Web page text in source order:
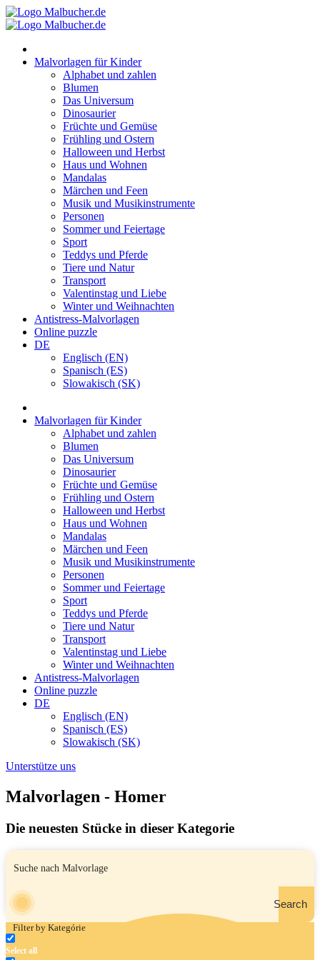
Zum
Inhalt
Malvorlagen für Kinder
Alphabet und zahlen
Blumen
Das Universum
Dinosaurier
Früchte und Gemüse
Frühling und Ostern
Halloween und Herbst
Haus und Wohnen
Mandalas
Märchen und Feen
Musik und Musikinstrumente
Personen
Sommer und Feiertage
Sport
Teddys und Pferde
Tiere und Natur
Transport
Valentinstag und Liebe
Winter und Weihnachten
Antistress-Malvorlagen
Online puzzle
DE
Englisch (EN)
Spanisch (ES)
Slowakisch (SK)
Malvorlagen für Kinder
Alphabet und zahlen
Blumen
Das Universum
Dinosaurier
Früchte und Gemüse
Frühling und Ostern
Halloween und Herbst
Haus und Wohnen
Mandalas
Märchen und Feen
Musik und Musikinstrumente
Personen
Sommer und Feiertage
Sport
Teddys und Pferde
Tiere und Natur
Transport
Valentinstag und Liebe
Winter und Weihnachten
Antistress-Malvorlagen
Online puzzle
DE
Englisch (EN)
Spanisch (ES)
Slowakisch (SK)
Unterstütze uns
Malvorlagen - Homer
Die neuesten Stücke in dieser Kategorie
Search
Filter by Kategórie
Select all